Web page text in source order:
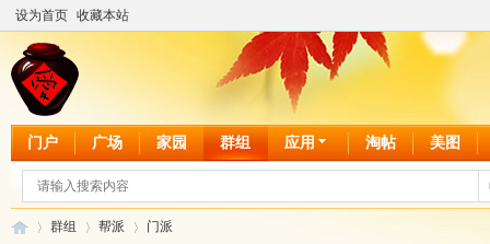
设为首页 收藏本站
门户 广场 家园 群组 应用 淘帖 美图
群组 帮派 门派